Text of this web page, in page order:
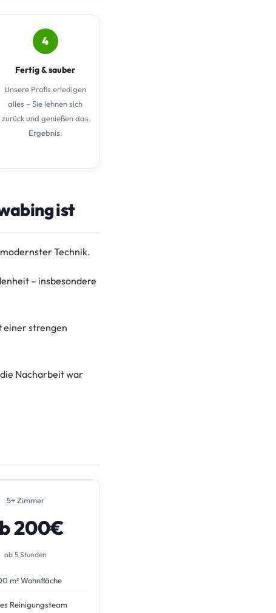
4
Fertig & sauber
Unsere Profis erledigen
alles – Sie lehnen sich
zurück und genießen das
Ergebnis.
ist
Technik.
– insbesondere
einer strengen
Nacharbeit war
5+ Zimmer
200€
ab 5 Stunden
m² Wohnfläche
Reinigungsteam